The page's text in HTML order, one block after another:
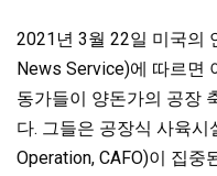
2021년 3월 22일 미국의
News Service)에 따르면
동가들이 양돈가의 공장
다. 그들은 공장식 사육시
Operation, CAFO)이 집